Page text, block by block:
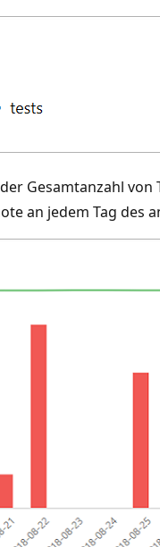
Gesamtanzahl
an jedem Tag des